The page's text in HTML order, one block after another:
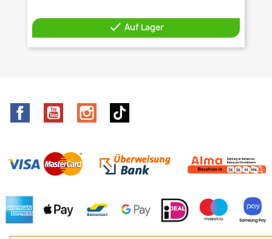
 Auf Lager
FacebookYouTube Instagram